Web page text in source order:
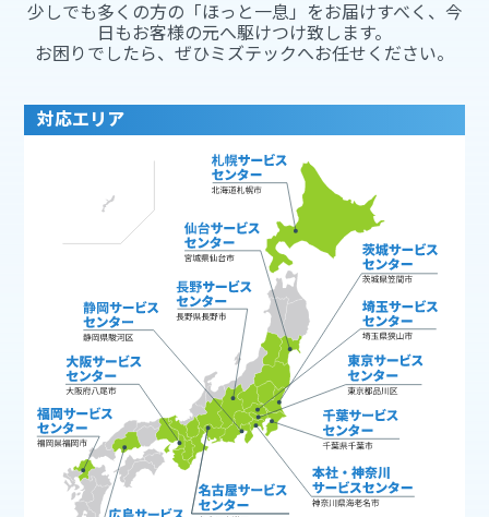
少しでも多くの方の「ほっと一息」をお届けすべく、今
日もお客様の元へ駆けつけ致します。
お困りでしたら、ぜひミズテックへお任せください。
対応エリア